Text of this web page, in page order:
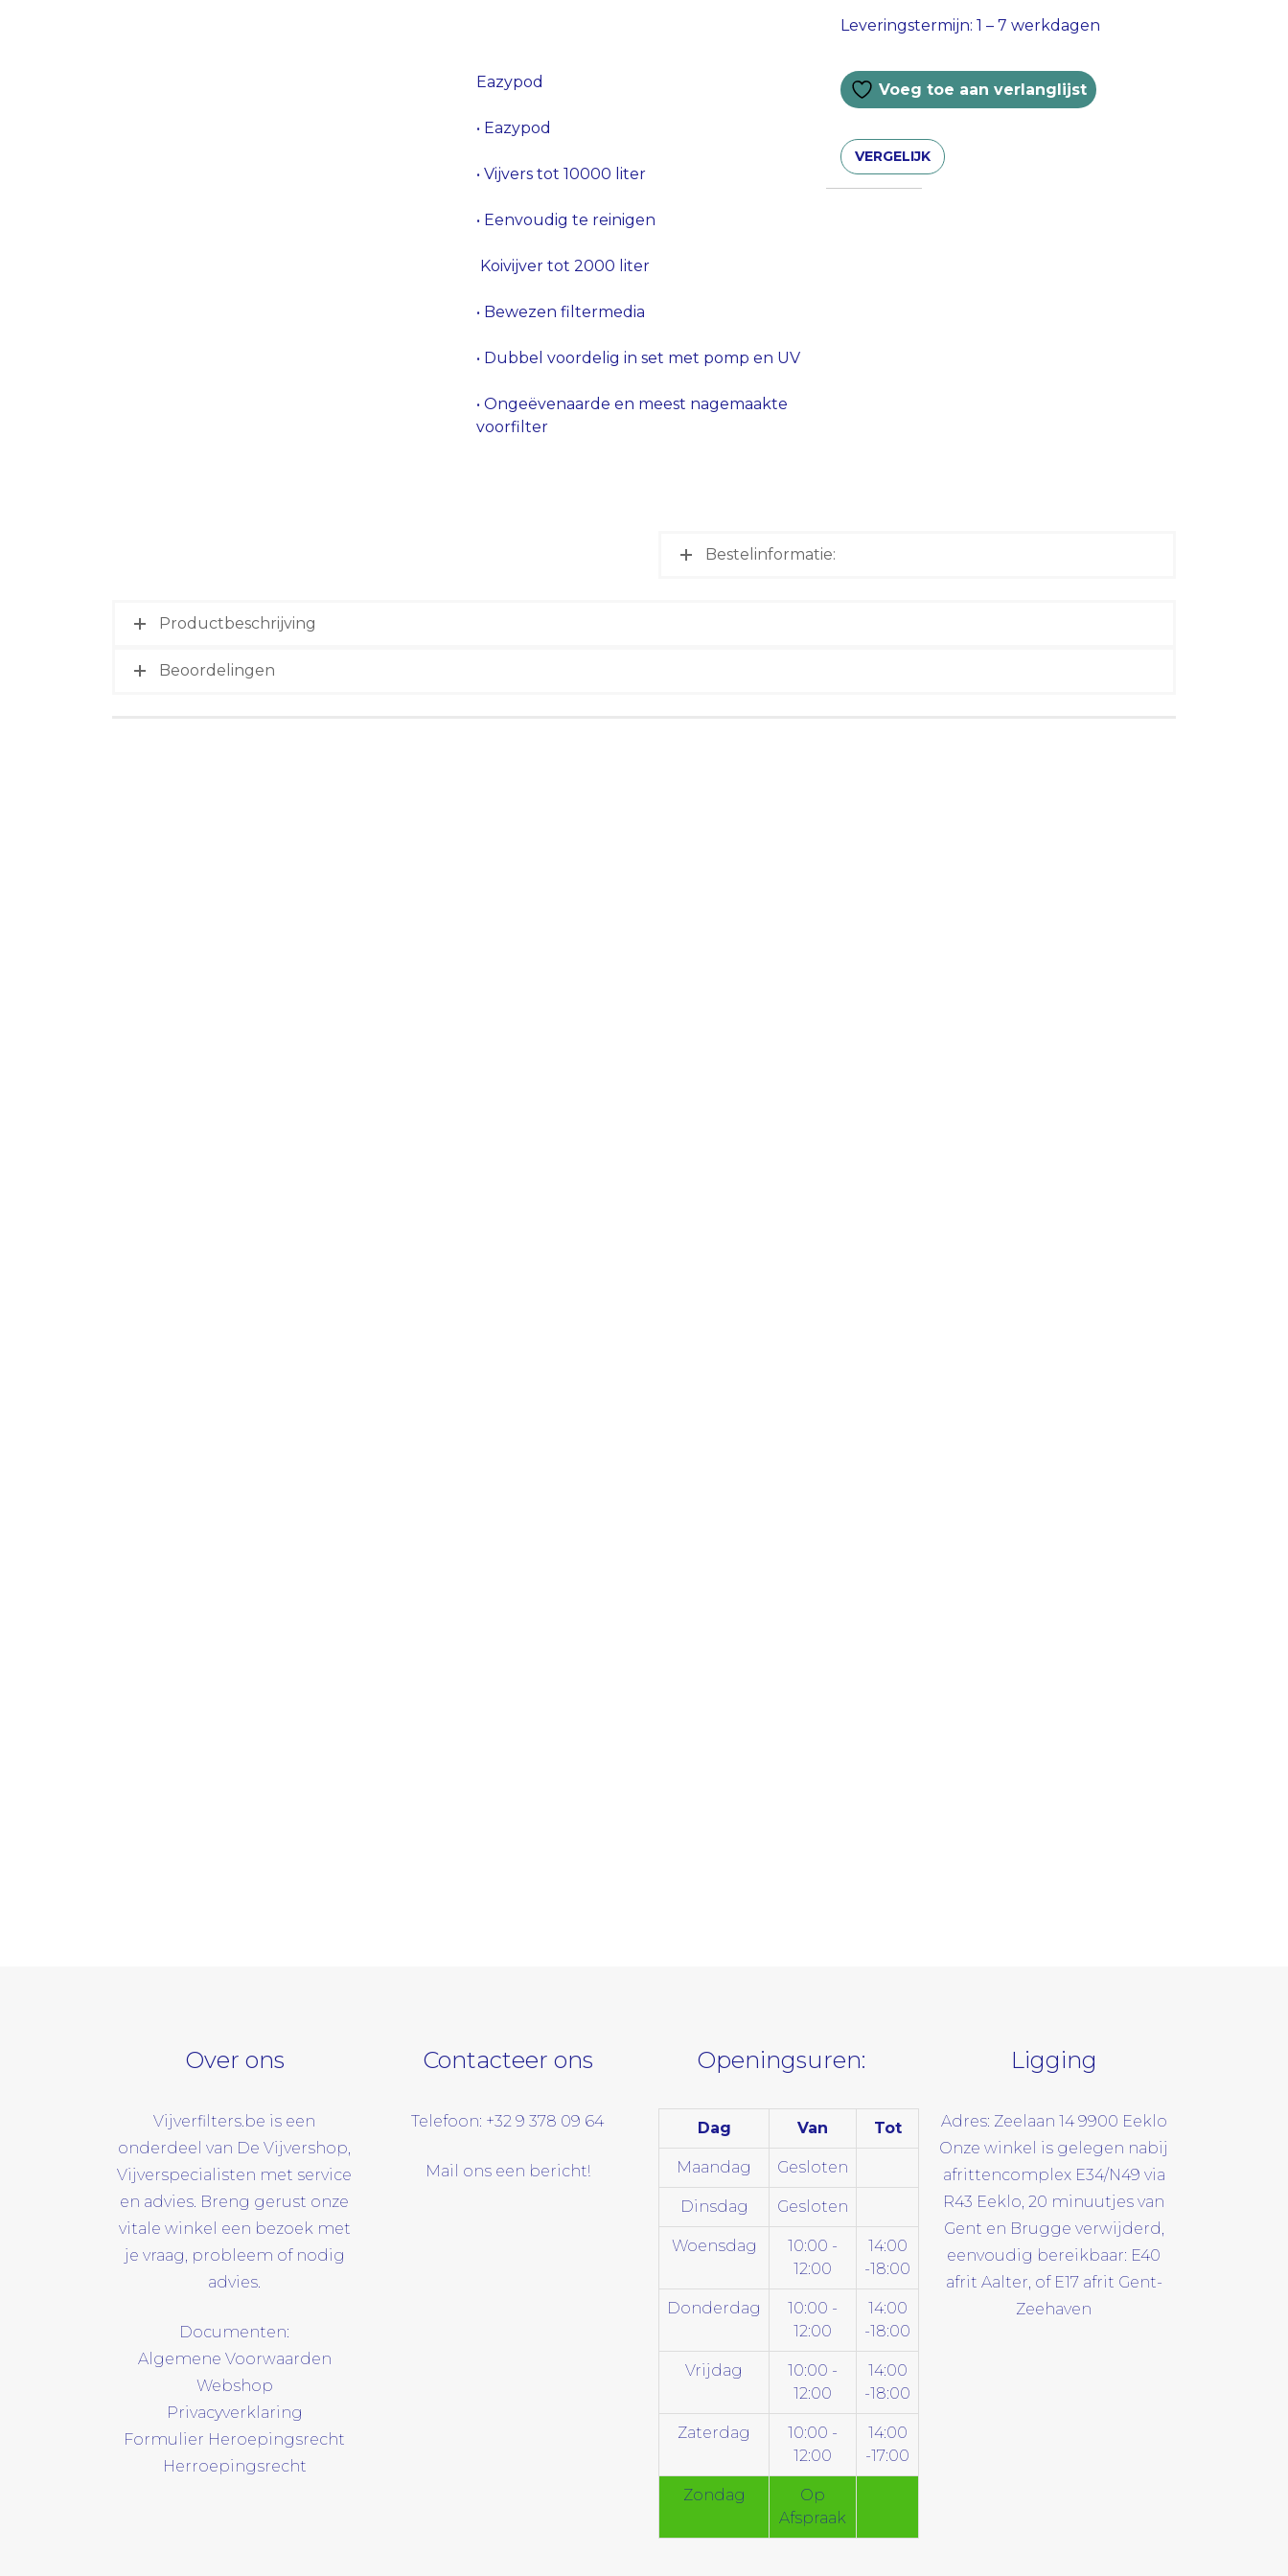
Eazypod
• Eazypod
• Vijvers tot 10000 liter
• Eenvoudig te reinigen
Koivijver tot 2000 liter
• Bewezen filtermedia
• Dubbel voordelig in set met pomp en UV
• Ongeëvenaarde en meest nagemaakte
voorfilter
Leveringstermijn: 1 – 7 werkdagen
Voeg toe aan verlanglijst
VERGELIJK
Bestelinformatie:
Productbeschrijving
Beoordelingen
Over ons
Vijverfilters.be is een
onderdeel van De Vijvershop,
Vijverspecialisten met service
en advies. Breng gerust onze
vitale winkel een bezoek met
je vraag, probleem of nodig
advies.
Documenten:
Algemene Voorwaarden
Webshop
Privacyverklaring
Formulier Heroepingsrecht
Herroepingsrecht
Contacteer ons
Telefoon: +32 9 378 09 64
Mail ons een bericht!
Openingsuren:
Dag Van Tot
Maandag Gesloten
Dinsdag Gesloten
Woensdag
10:00 -
12:00
14:00
-18:00
Donderdag
10:00 -
12:00
14:00
-18:00
Vrijdag
10:00 -
12:00
14:00
-18:00
Zaterdag
10:00 -
12:00
14:00
-17:00
Zondag
Op
Afspraak
Ligging
Adres: Zeelaan 14 9900 Eeklo
Onze winkel is gelegen nabij
afrittencomplex E34/N49 via
R43 Eeklo, 20 minuutjes van
Gent en Brugge verwijderd,
eenvoudig bereikbaar: E40
afrit Aalter, of E17 afrit Gent-
Zeehaven